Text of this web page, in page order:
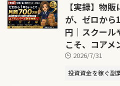
【実録】物
が、ゼロから
円｜スクール
こそ、コアメ
2026/7/31
投資資金を稼ぐ副